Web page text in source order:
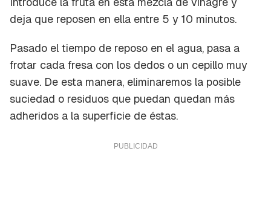
deja que reposen en ella entre 5 y 10 minutos.
Pasado el tiempo de reposo en el agua, pasa a
frotar cada fresa con los dedos o un cepillo muy
suave. De esta manera, eliminaremos la posible
suciedad o residuos que puedan quedan más
adheridos a la superficie de éstas.